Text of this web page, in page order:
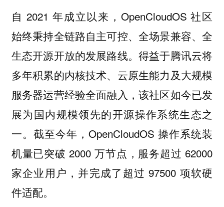
自 2021 年成立以来，OpenCloudOS 社区
始终秉持全链路自主可控、全场景兼容、全
生态开源开放的发展路线。得益于腾讯云将
多年积累的内核技术、云原生能力及大规模
服务器运营经验全面融入，该社区如今已发
展为国内规模领先的开源操作系统生态之
一。截至今年，OpenCloudOS 操作系统装
机量已突破 2000 万节点，服务超过 62000
家企业用户，并完成了超过 97500 项软硬
件适配。